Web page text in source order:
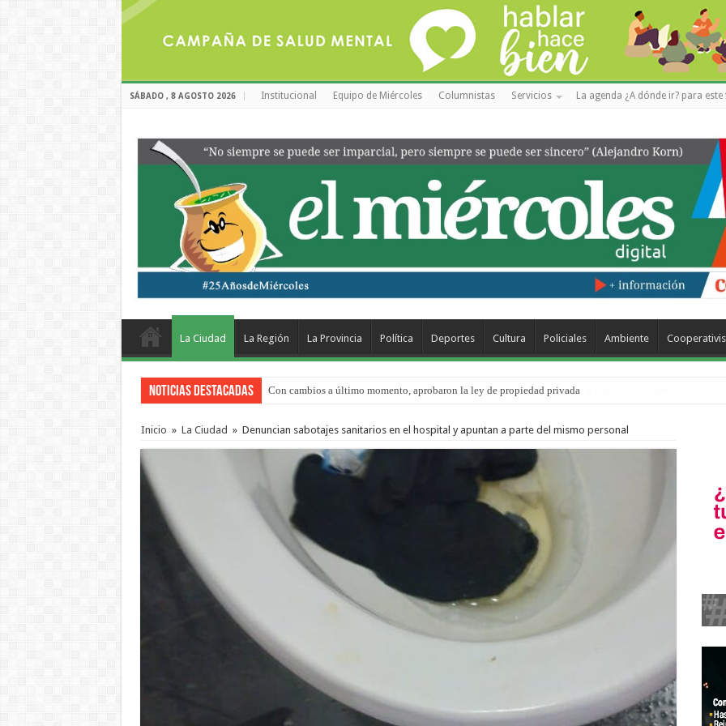
SÁBADO , 8 AGOSTO 2026 Institucional Equipo de Miércoles Columnistas Servicios La agenda ¿A dónde ir? para este
La Ciudad La Región La Provincia Política Deportes Cultura Policiales Ambiente
Noticias Destacadas Adopción en Entre Ríos: el 35% de los 90 niños, niñas y adolescentes que esperan una familia tiene
Inicio » La Ciudad » Denuncian sabotajes sanitarios en el hospital y apuntan a parte del mismo personal